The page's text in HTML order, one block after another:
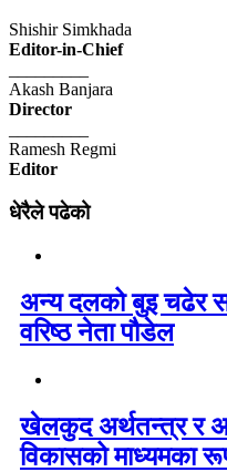
Shishir Simkhada
Editor-in-Chief
Akash Banjara
Director
Ramesh Regmi
Editor
धेरैले पढेको
अन्य दलको बुइ चढेर
वरिष्ठ नेता पौडेल
खेलकुद अर्थतन्त्र र
विकासको माध्यमका